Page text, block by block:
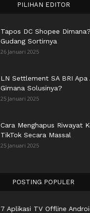
PILIHAN EDITOR
Tapos DC Shopee
Gudang Sortirnya
26 Januari 2025
LN Settlement SA BRI Apa
Gimana Solusinya?
25 Januari 2025
Cara Menghapus Riwayat
TikTok Secara Massal
25 Januari 2025
POSTING POPULER
7 Aplikasi TV Offline